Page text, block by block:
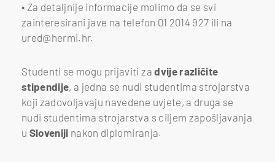
• Za detaljnije informacije molimo da se svi
zainteresirani jave na telefon 01 2014 927 ili na
ured@hermi.hr.
Studenti se mogu prijaviti zadvije različite
stipendije, a jedna se nudi studentima strojarstva
koji zadovoljavaju navedene uvjete, a druga se
nudi studentima strojarstva s ciljem zapošljavanja
u Sloveniji nakon diplomiranja.